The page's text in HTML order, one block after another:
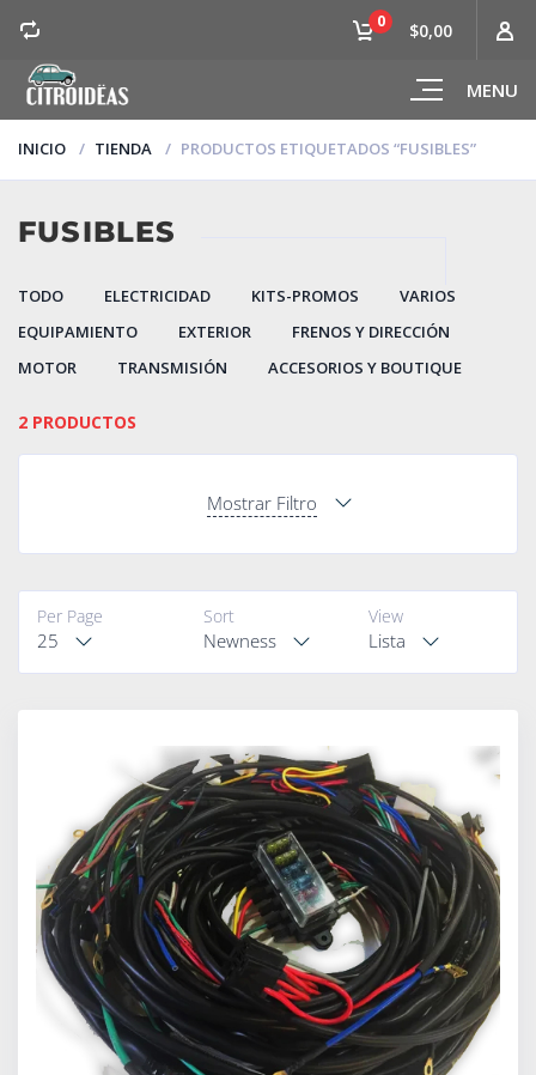
MENU
0 $0,00
INICIO TIENDA PRODUCTOS ETIQUETADOS “FUSIBLES”
FUSIBLES
TODO ELECTRICIDAD KITS-PROMOS
VARIOS
EQUIPAMIENTO
EXTERIOR
FRENOS Y DIRECCIÓN
MOTOR
TRANSMISIÓN ACCESORIOS Y BOUTIQUE
2 PRODUCTOS
Mostrar Filtro
View
Lista
Sort
Newness
Per Page
25